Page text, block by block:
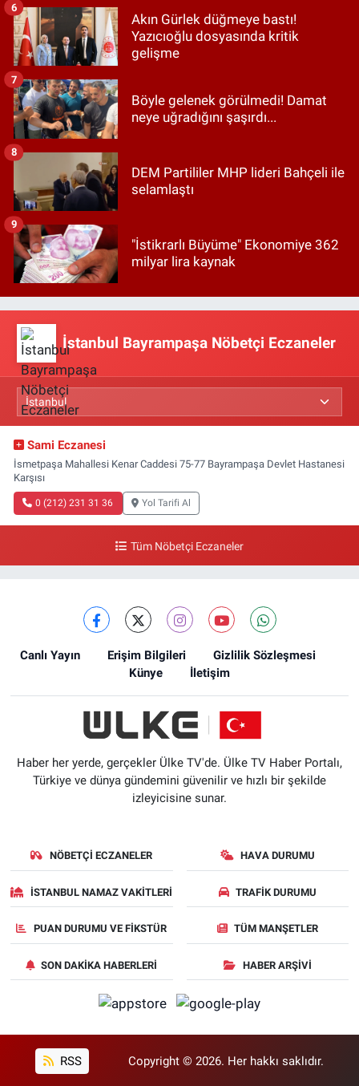
Akın Gürlek düğmeye bastı!
Yazıcıoğlu dosyasında kritik
gelişme
6
Böyle gelenek görülmedi! Damat
neye uğradığını şaşırdı...
7
DEM Partililer MHP lideri Bahçeli ile
selamlaştı
8
"İstikrarlı Büyüme" Ekonomiye 362
milyar lira kaynak
9
İstanbul Bayrampaşa Nöbetçi Eczaneler
Sami Eczanesi
İsmetpaşa Mahallesi Kenar Caddesi 75-77 Bayrampaşa Devlet Hastanesi
Karşısı
0 (212) 231 31 36 Yol Tarifi Al
Tüm Nöbetçi Eczaneler
Canlı Yayın Erişim Bilgileri
Gizlilik Sözleşmesi
Künye
İletişim
Haber her yerde, gerçekler Ülke TV'de. Ülke TV Haber Portalı,
Türkiye ve dünya gündemini güvenilir ve hızlı bir şekilde
izleyicisine sunar.
NÖBETÇI ECZANELER HAVA DURUMU
İSTANBUL NAMAZ VAKITLERI TRAFIK DURUMU
PUAN DURUMU VE FIKSTÜR TÜM MANŞETLER
SON DAKIKA HABERLERI HABER ARŞIVI
RSS Copyright © 2026. Her hakkı saklıdır.